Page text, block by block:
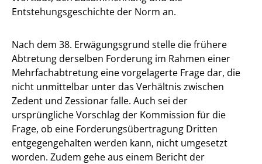
Entstehungsgeschichte der Norm an.
Nach dem 38. Erwägungsgrund stelle die frühere
Abtretung derselben Forderung im Rahmen einer
Mehrfachabtretung eine vorgelagerte Frage dar, die
nicht unmittelbar unter das Verhältnis zwischen
Zedent und Zessionar falle. Auch sei der
ursprüngliche Vorschlag der Kommission für die
Frage, ob eine Forderungsübertragung Dritten
entgegengehalten werden kann, nicht umgesetzt
worden. Zudem gehe aus einem Bericht der